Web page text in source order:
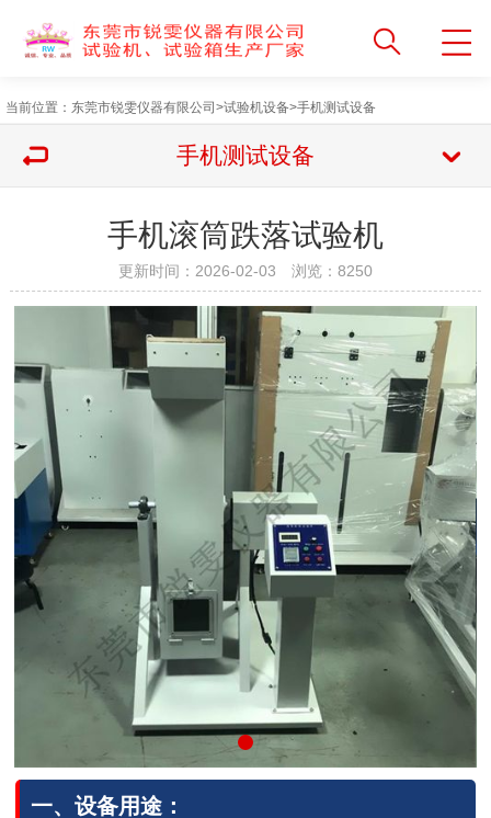
当前位置： 东莞市锐雯仪器有限公司 >试验机设备>手机测试设备
手机测试设备
手机滚筒跌落试验机
更新时间：2026-02-03 浏览： 8250
一、设备用途：